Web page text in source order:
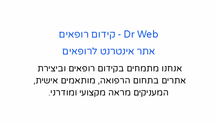
Dr Web - קידום רופאים
אתר אינטרנט לרופאים
המעניקים מראה מקצועי ומודרני.